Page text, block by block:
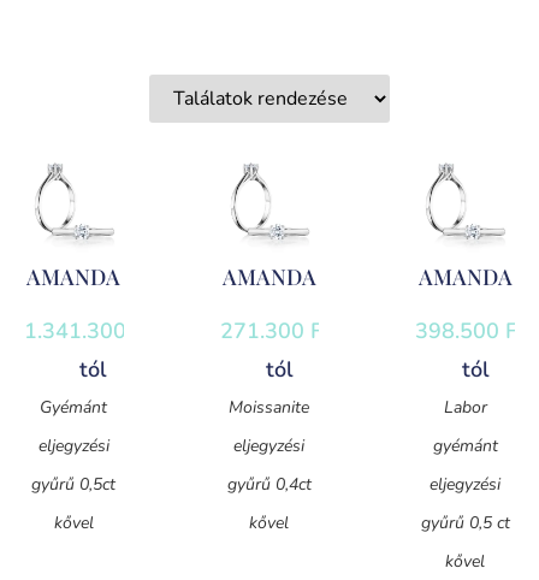
AMANDA
1.341.300
tól
Gyémánt
eljegyzési
gyűrű 0,5ct
kővel
AMANDA
271.300 Ft
tól
Moissanite
eljegyzési
gyűrű 0,4ct
kővel
AMANDA
398.500 Ft
tól
Labor
gyémánt
eljegyzési
gyűrű 0,5 ct
kővel